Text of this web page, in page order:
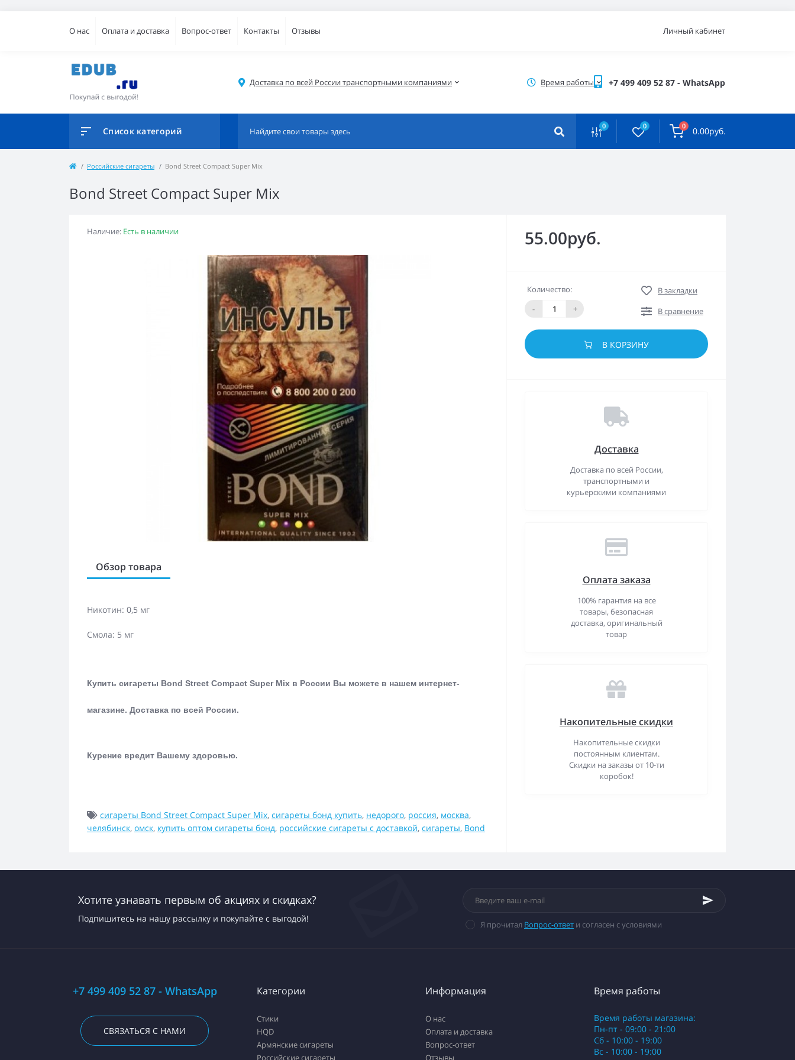
О нас Оплата и доставка Вопрос-ответ Контакты Отзывы Личный кабинет
Доставка по всей России транспортными компаниями Время работы +7 499 409 52 87 - WhatsApp
Список категорий 0 0 0 0.00руб.
Российские сигареты Bond Street Compact Super Mix
Bond Street Compact Super Mix
Наличие: Есть в наличии
Обзор товара
Никотин: 0,5 мг
Смола: 5 мг
Купить сигареты Bond Street Compact Super Mix в России Вы можете в нашем интернет-
магазине. Доставка по всей России.
Курение вредит Вашему здоровью.
сигареты Bond Street Compact Super Mix, сигареты бонд купить, недорого, россия, москва,
челябинск, омск, купить оптом сигареты бонд, российские сигареты с доставкой, сигареты, Bond
55.00руб.
Количество:
-
+
В закладки
В сравнение
В КОРЗИНУ
Доставка
Доставка по всей России,
транспортными и
курьерскими компаниями
Оплата заказа
100% гарантия на все
товары, безопасная
доставка, оригинальный
товар
Накопительные скидки
Накопительные скидки
постоянным клиентам.
Скидки на заказы от 10-ти
коробок!
Хотите узнавать первым об акциях и скидках?
Подпишитесь на нашу рассылку и покупайте с выгодой!
Я прочитал Вопрос-ответ и согласен с условиями
+7 499 409 52 87 - WhatsApp
СВЯЗАТЬСЯ С НАМИ
Категории
Стики
HQD
Армянские сигареты
Российские сигареты
Информация
О нас
Оплата и доставка
Вопрос-ответ
Отзывы
Время работы
Время работы магазина:
Пн-пт - 09:00 - 21:00
Сб - 10:00 - 19:00
Вс - 10:00 - 19:00